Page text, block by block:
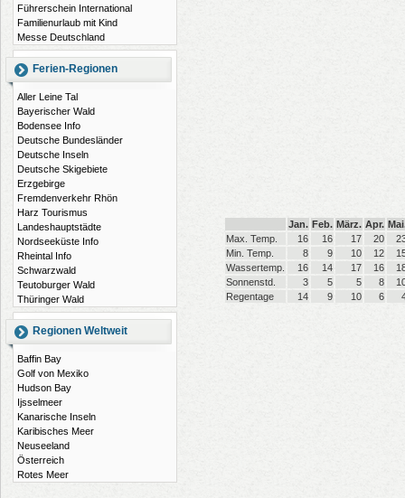
Führerschein International
Familienurlaub mit Kind
Messe Deutschland
Ferien-Regionen
Aller Leine Tal
Bayerischer Wald
Bodensee Info
Deutsche Bundesländer
Deutsche Inseln
Deutsche Skigebiete
Erzgebirge
Fremdenverkehr Rhön
Harz Tourismus
Landeshauptstädte
Nordseeküste Info
Rheintal Info
Schwarzwald
Teutoburger Wald
Thüringer Wald
Regionen Weltweit
Baffin Bay
Golf von Mexiko
Hudson Bay
Ijsselmeer
Kanarische Inseln
Karibisches Meer
Neuseeland
Österreich
Rotes Meer
Jan. Feb. März. Apr.
Max. Temp.
16 16 17 20
Min. Temp.
8 9 10 12
Wassertemp.
16 14 17 16
Sonnenstd.
3 5 5 8
Regentage
14 9 10 6